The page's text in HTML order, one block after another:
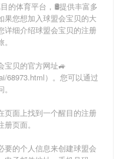
的体育平台，🛢提供丰富多
果您想加入球盟会宝贝的大
详细介绍球盟会宝贝的注册
宝贝的官方网址🚙
68973.html）。您可以通过
页面上找到一个醒目的注册
页面。
要的个人信息来创建球盟会